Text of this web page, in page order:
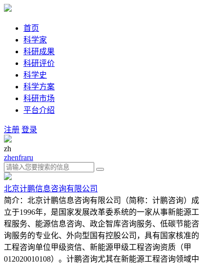
首页
科学家
科研成果
科研评价
科学史
科学方案
科研市场
平台介绍
注册 登录
zh
zhenfraru
北京计鹏信息咨询有限公司
简介：北京计鹏信息咨询有限公司（简称：计鹏咨询）成
立于1996年，是国家发展改革委系统的一家从事新能源工
程服务、能源信息咨询、政企智库咨询服务、低碳节能咨
询服务的专业化、外向型国有控股公司，具有国家核准的
工程咨询单位甲级资信、新能源甲级工程咨询资质（甲
012020010108）。计鹏咨询尤其在新能源工程咨询领域中